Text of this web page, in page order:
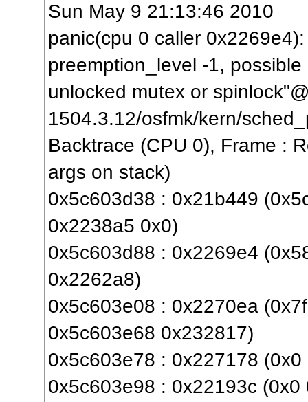
Sun May 9 21:13:46 2010
panic(cpu 0 caller
preemption_level -1,
unlocked mutex or
1504.3.12/osfmk/kern/
Backtrace (CPU 0), Frame :
args on stack)
0x5c603d38 : 0x21b449
0x2238a5 0x0)
0x5c603d88 : 0x2269e4
0x2262a8)
0x5c603e08 : 0x2270ea
0x5c603e68 0x232817)
0x5c603e78 : 0x227178
0x5c603e98 : 0x22193c